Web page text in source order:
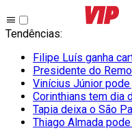
Tendências:
Filipe Luís ganha
Presidente do
Vinícius Júnior pode
Corinthians tem dia
Tapia deixa o São
Thiago Almada